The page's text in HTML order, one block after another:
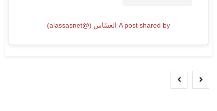
A post shared by العسّاس (@alassasnet)